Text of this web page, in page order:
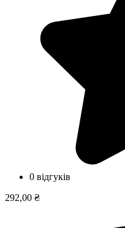
0 відгуків
292,00 ₴